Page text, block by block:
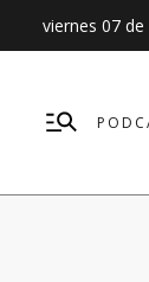
viernes 07